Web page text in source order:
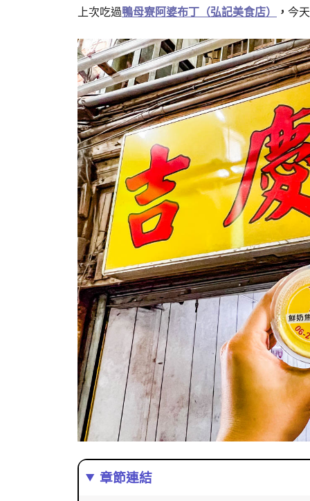
上次吃過鴨母寮阿婆布丁（弘記美食店） ， 今
章節連結